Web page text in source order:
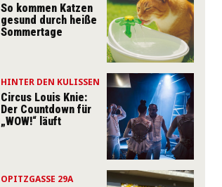
So kommen Katzen
gesund durch heiße
Sommertage
HINTER DEN KULISSEN
Circus Louis Knie:
Der Countdown für
„WOW!“ läuft
OPITZGASSE 29A